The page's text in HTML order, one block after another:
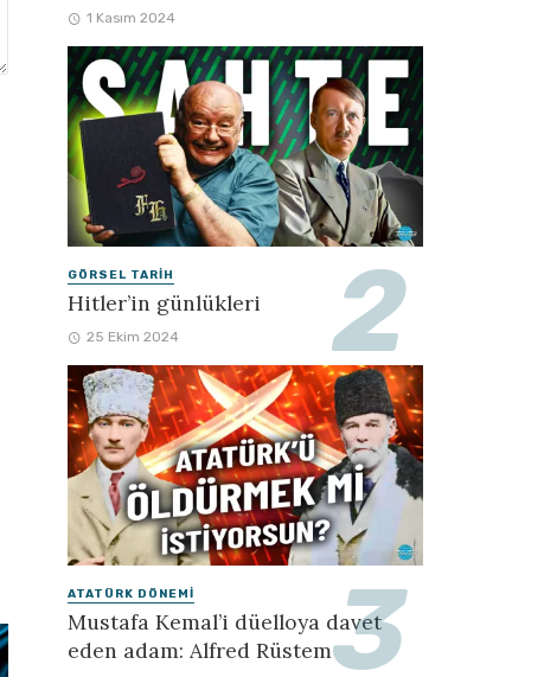
1 Kasım 2024
GÖRSEL TARIH
Hitler’in günlükleri
25 Ekim 2024
ATATÜRK DÖNEMI
Mustafa Kemal’i düelloya davet
eden adam: Alfred Rüstem